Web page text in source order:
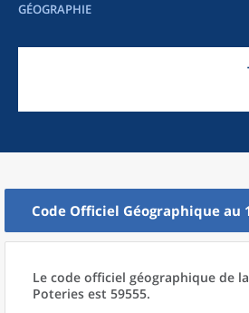
GÉOGRAPHIE
Code Officiel Géographique au
Le code officiel géographique de la
Poteries est 59555.